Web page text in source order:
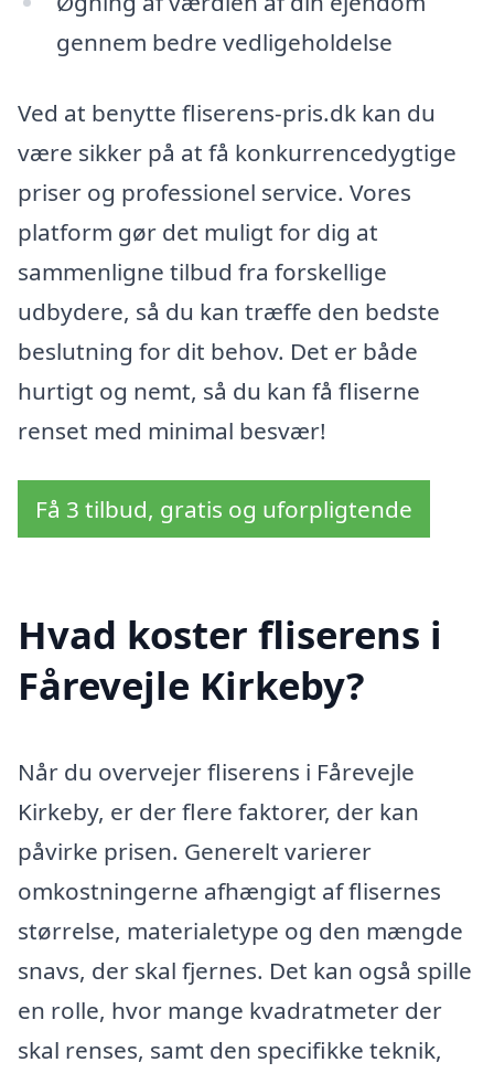
gennem bedre vedligeholdelse
Ved at benytte fliserens-pris.dk kan du
være sikker på at få konkurrencedygtige
priser og professionel service. Vores
platform gør det muligt for dig at
sammenligne tilbud fra forskellige
udbydere, så du kan træffe den bedste
beslutning for dit behov. Det er både
hurtigt og nemt, så du kan få fliserne
renset med minimal besvær!
Få 3 tilbud, gratis og uforpligtende
Hvad koster fliserens i
Fårevejle Kirkeby?
Når du overvejer fliserens i Fårevejle
Kirkeby, er der flere faktorer, der kan
påvirke prisen. Generelt varierer
omkostningerne afhængigt af flisernes
størrelse, materialetype og den mængde
snavs, der skal fjernes. Det kan også spille
en rolle, hvor mange kvadratmeter der
skal renses, samt den specifikke teknik,